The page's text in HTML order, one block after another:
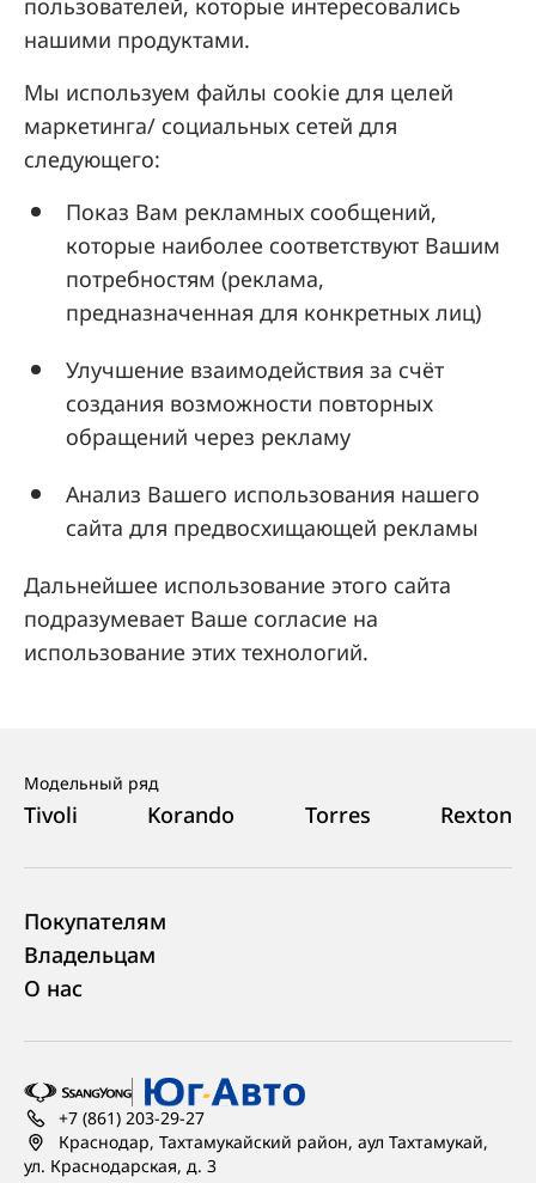
пользователей, которые интересовались
нашими продуктами.
Мы используем файлы cookie для целей
маркетинга/ социальных сетей для
следующего:
Показ Вам рекламных сообщений,
которые наиболее соответствуют Вашим
потребностям (реклама,
предназначенная для конкретных лиц)
Улучшение взаимодействия за счёт
создания возможности повторных
обращений через рекламу
Анализ Вашего использования нашего
сайта для предвосхищающей рекламы
Дальнейшее использование этого сайта
подразумевает Ваше согласие на
использование этих технологий.
+7 (861) 203-29-27
Краснодар, Тахтамукайский район, аул Тахтамукай,
ул. Краснодарская, д. 3
Модельный ряд
Tivoli Korando Torres Rexton
Покупателям
Владельцам
О нас